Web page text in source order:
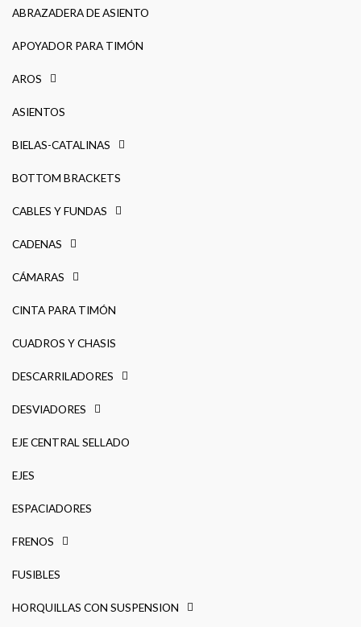
ABRAZADERA DE ASIENTO
APOYADOR PARA TIMÓN
AROS
ASIENTOS
BIELAS-CATALINAS
BOTTOM BRACKETS
CABLES Y FUNDAS
CADENAS
CÁMARAS
CINTA PARA TIMÓN
CUADROS Y CHASIS
DESCARRILADORES
DESVIADORES
EJE CENTRAL SELLADO
EJES
ESPACIADORES
FRENOS
FUSIBLES
HORQUILLAS CON SUSPENSION